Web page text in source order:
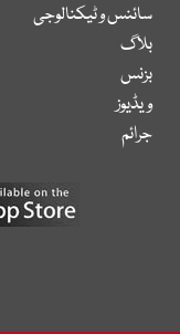
سائنس و ٹیکنالوجی
بلاگ
بزنس
ویڈیوز
جرائم